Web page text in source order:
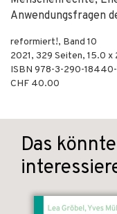
Anwendungsfragen
reformiert!, Band 10
2021, 329 Seiten, 15.0 x
ISBN 978-3-290-
CHF 40.00
Das